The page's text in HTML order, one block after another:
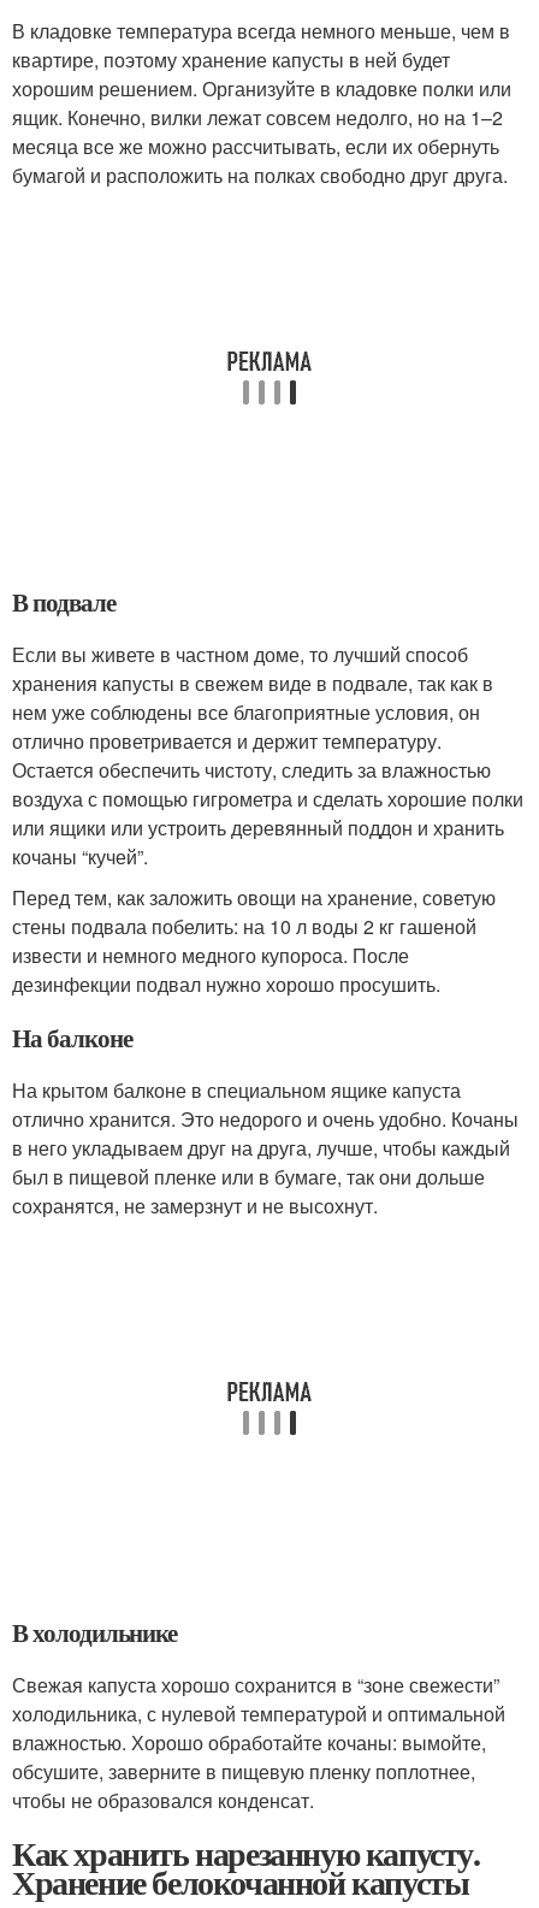
В кладовке температура всегда немного меньше, чем в
квартире, поэтому хранение капусты в ней будет
хорошим решением. Организуйте в кладовке полки или
ящик. Конечно, вилки лежат совсем недолго, но на 1–2
месяца все же можно рассчитывать, если их обернуть
бумагой и расположить на полках свободно друг друга.
В подвале
Если вы живете в частном доме, то лучший способ
хранения капусты в свежем виде в подвале, так как в
нем уже соблюдены все благоприятные условия, он
отлично проветривается и держит температуру.
Остается обеспечить чистоту, следить за влажностью
воздуха с помощью гигрометра и сделать хорошие полки
или ящики или устроить деревянный поддон и хранить
кочаны “кучей”.
Перед тем, как заложить овощи на хранение, советую
стены подвала побелить: на 10 л воды 2 кг гашеной
извести и немного медного купороса. После
дезинфекции подвал нужно хорошо просушить.
На балконе
На крытом балконе в специальном ящике капуста
отлично хранится. Это недорого и очень удобно. Кочаны
в него укладываем друг на друга, лучше, чтобы каждый
был в пищевой пленке или в бумаге, так они дольше
сохранятся, не замерзнут и не высохнут.
В холодильнике
Свежая капуста хорошо сохранится в “зоне свежести”
холодильника, с нулевой температурой и оптимальной
влажностью. Хорошо обработайте кочаны: вымойте,
обсушите, заверните в пищевую пленку поплотнее,
чтобы не образовался конденсат.
Как хранить нарезанную капусту.
Хранение белокочанной капусты